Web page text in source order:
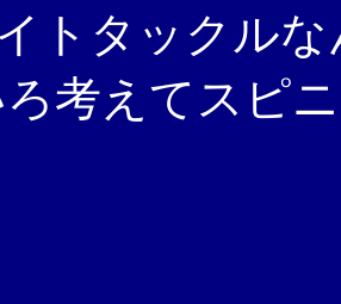
トタックル
考えてスピ